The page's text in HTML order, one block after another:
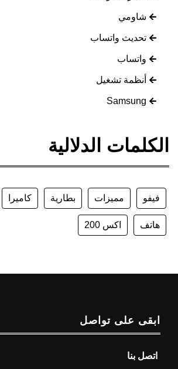
شاومي
تحديث واتساب
واتساب
أنظمة تشغيل
Samsung
الكلمات الدلالية
فيفو مميزات بطارية كاميرا
هاتف اكس 200
ابقى على تواصل
اتصل بنا